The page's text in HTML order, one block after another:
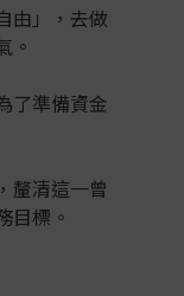
由」，去做
。
了準備資金
釐清這一曾
目標。